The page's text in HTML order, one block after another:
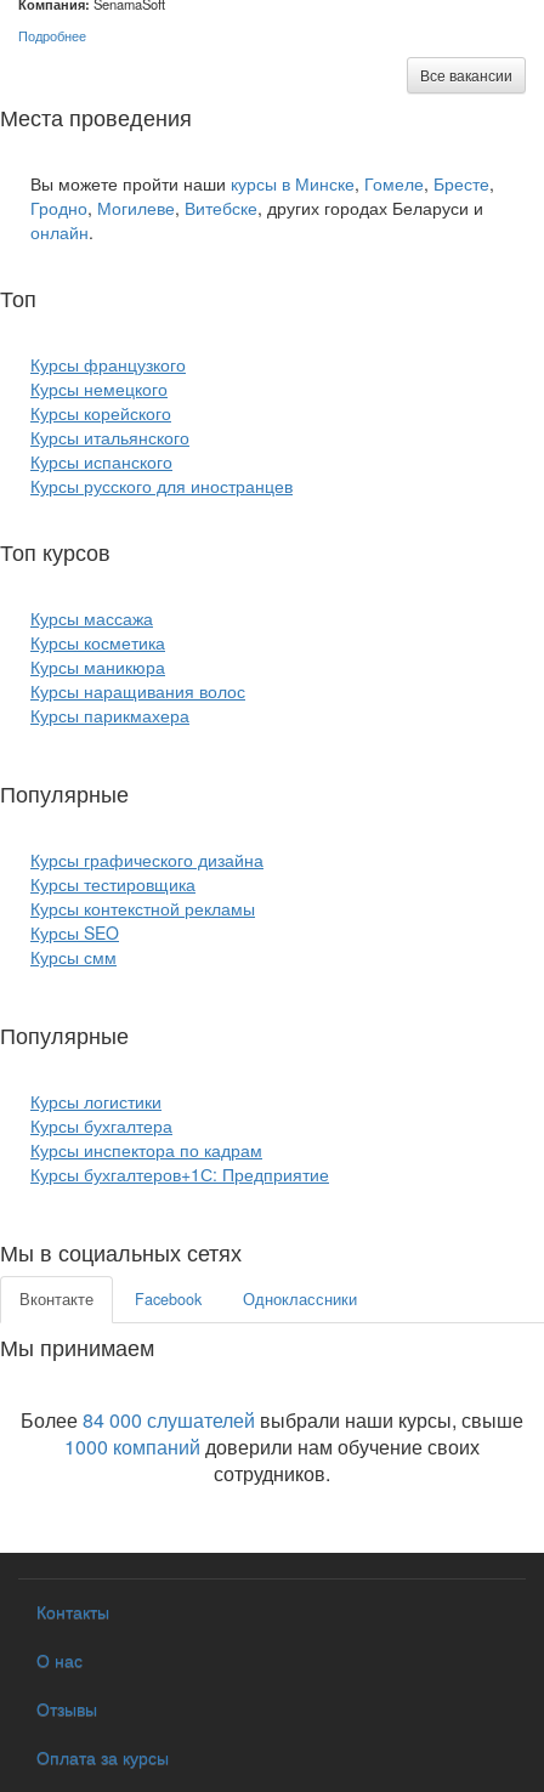
Подробнее
Все вакансии
Места проведения
Вы можете пройти наши курсы в Минске, Гомеле, Бресте,
Гродно, Могилеве, Витебске, других городах Беларуси и
онлайн.
Топ
Курсы французкого
Курсы немецкого
Курсы корейского
Курсы итальянского
Курсы испанского
Курсы русского для иностранцев
Топ курсов
Курсы массажа
Курсы косметика
Курсы маникюра
Курсы наращивания волос
Курсы парикмахера
Популярные
Курсы графического дизайна
Курсы тестировщика
Курсы контекстной рекламы
Курсы SEO
Курсы смм
Популярные
Курсы логистики
Курсы бухгалтера
Курсы инспектора по кадрам
Курсы бухгалтеров+1С: Предприятие
Мы в социальных сетях
Вконтакте Facebook Одноклассники
Мы принимаем
Более84 000 слушателей выбрали наши курсы, свыше
1000 компаний доверили нам обучение своих
сотрудников.
Контакты
О нас
Отзывы
Оплата за курсы